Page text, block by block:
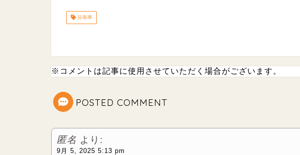
i
t
分布率
※コメントは記事に使用させていただく場合がございます。
POSTED COMMENT
匿名 より:
9月 5, 2025 5:13 pm